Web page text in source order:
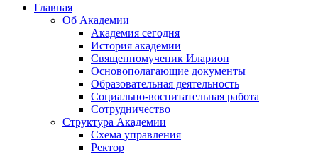
Главная
Об Академии
Академия сегодня
История академии
Священномученик Иларион
Основополагающие документы
Образовательная деятельность
Социально-воспитательная работа
Сотрудничество
Структура Академии
Схема управления
Ректор